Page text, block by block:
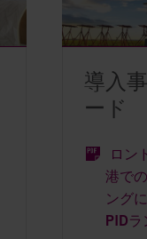
導入
ード
ロン
港で
ング
PIDラ